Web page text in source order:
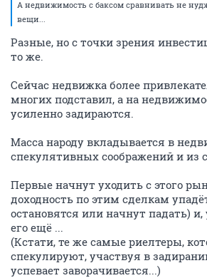
А недвижимость с баксом сравнивать не
вещи...
Разные, но с точки зрения
то же.
Сейчас недвижка более
многих подставил, а на
усиленно задираются.
Масса народу вкладывается в
спекулятивных соображений и из
Первые начнут уходить с этого
доходность по этим сделкам
остановятся или начнут падать) и,
его ещё ...
(Кстати, те же самые риелтеры,
спекулируют, участвуя в
успевает заворачивается...)